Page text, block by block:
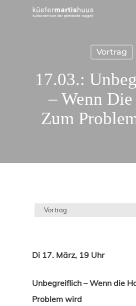
Vortrag
17.03.:
– Wenn
Zum
Vortrag
Di 17. März, 19 Uhr
Unbegreiflich – Wenn die
Problem wird